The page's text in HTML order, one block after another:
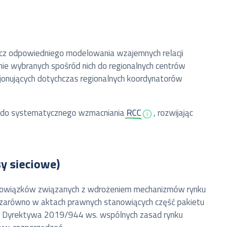
odpowiedniego modelowania wzajemnych relacji
wybranych spośród nich do regionalnych centrów
dotychczas regionalnych koordynatorów
systematycznego wzmacnianiaRCC
, rozwijając
sieciowe)
związanych z wdrożeniem mechanizmów rynku
w aktach prawnych stanowiących część pakietu
2019/944 ws. wspólnych zasad rynku